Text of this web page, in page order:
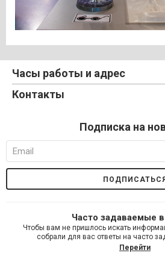
Часы работы и адрес
Контакты
Подписка на
Часто задаваемые
Чтобы вам не пришлось искать
собрали для вас ответы на часто
Перейти